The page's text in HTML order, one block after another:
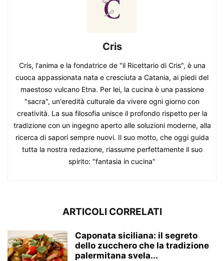
Cris
Cris, l'anima e la fondatrice de "il Ricettario di Cris", è una
cuoca appassionata nata e cresciuta a Catania, ai piedi del
maestoso vulcano Etna. Per lei, la cucina è una passione
"sacra", un'eredità culturale da vivere ogni giorno con
creatività. La sua filosofia unisce il profondo rispetto per la
tradizione con un ingegno aperto alle soluzioni moderne, alla
ricerca di sapori sempre nuovi. Il suo motto, che oggi guida
tutta la nostra redazione, riassume perfettamente il suo
spirito: "fantasia in cucina"
ARTICOLI CORRELATI
Caponata siciliana: il segreto
dello zucchero che la tradizione
palermitana svela...